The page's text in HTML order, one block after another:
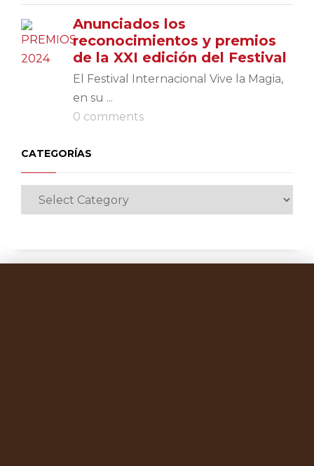
Anunciados los
reconocimientos y premios
de la XXI edición del Festival
El Festival Internacional Vive la Magia,
en su ...
0 comments
CATEGORÍAS